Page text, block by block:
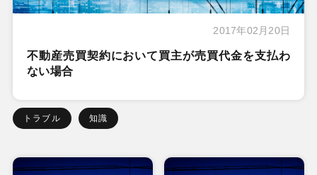
2017年02月20日
不動産売買契約において買主が売買代金を支払わ
ない場合
トラブル 知識